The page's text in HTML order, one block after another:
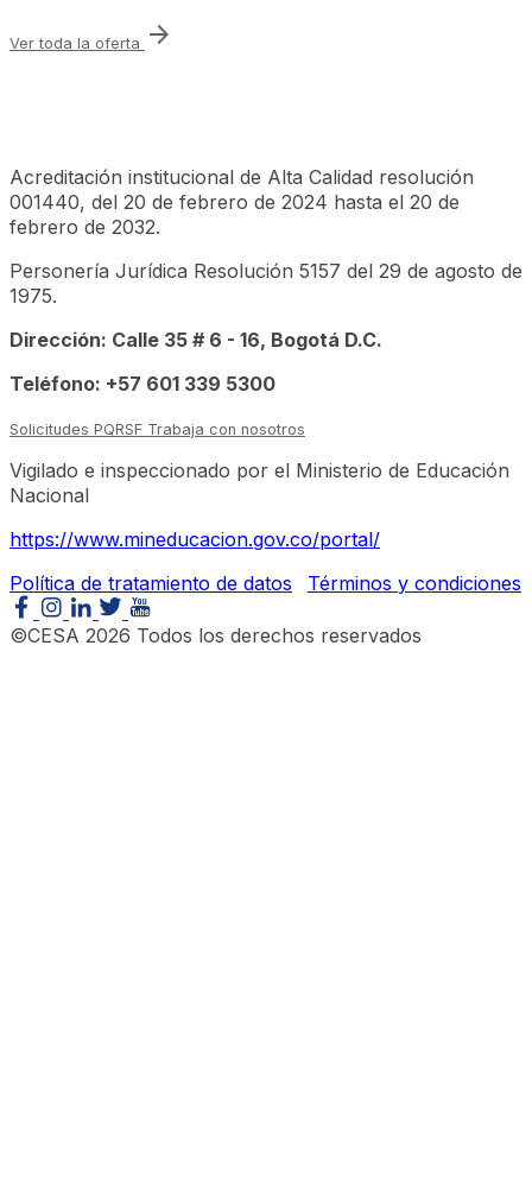
Ver toda la oferta arrow_forward
Acreditación institucional de Alta Calidad resolución
001440, del 20 de febrero de 2024 hasta el 20 de
febrero de 2032.
Personería Jurídica Resolución 5157 del 29 de agosto de
1975.
Dirección: Calle 35 # 6 - 16, Bogotá D.C.
Teléfono: +57 601 339 5300
Solicitudes PQRSF Trabaja con nosotros
Vigilado e inspeccionado por el Ministerio de Educación
Nacional
https://www.mineducacion.gov.co/portal/
Política de tratamiento de datos
Términos y condiciones
©CESA 2026 Todos los derechos reservados